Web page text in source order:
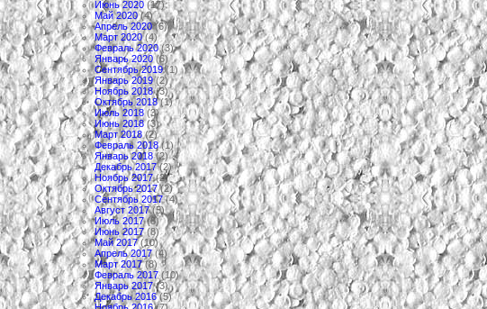
Июнь 2020(17)
Май 2020(4)
Апрель 2020(6)
Март 2020(4)
Февраль 2020(3)
Январь 2020(6)
Сентябрь 2019(1)
Январь 2019(2)
Ноябрь 2018(3)
Октябрь 2018(1)
Июль 2018(3)
Июнь 2018(3)
Март 2018(2)
Февраль 2018(1)
Январь 2018(2)
Декабрь 2017(2)
Ноябрь 2017(2)
Октябрь 2017(2)
Сентябрь 2017(4)
Август 2017(5)
Июль 2017(8)
Июнь 2017(8)
Май 2017(10)
Апрель 2017(4)
Март 2017(8)
Февраль 2017(10)
Январь 2017(3)
Декабрь 2016(5)